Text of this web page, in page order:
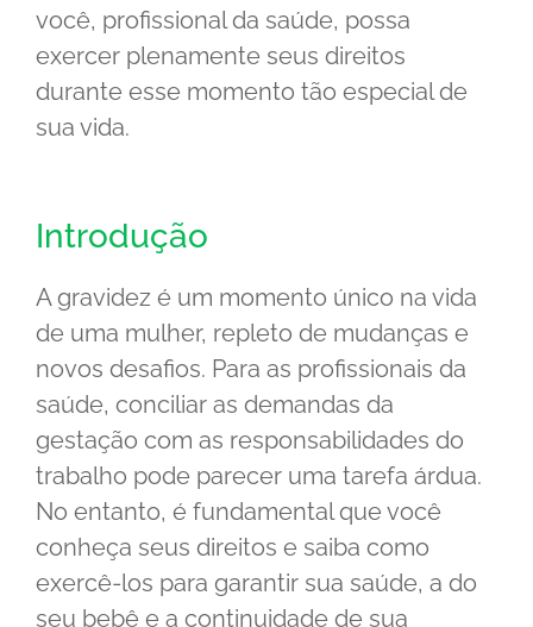
você, profissional da saúde, possa
exercer plenamente seus direitos
durante esse momento tão especial de
sua vida.
Introdução
A gravidez é um momento único na vida
de uma mulher, repleto de mudanças e
novos desafios. Para as profissionais da
saúde, conciliar as demandas da
gestação com as responsabilidades do
trabalho pode parecer uma tarefa árdua.
No entanto, é fundamental que você
conheça seus direitos e saiba como
exercê-los para garantir sua saúde, a do
seu bebê e a continuidade de sua